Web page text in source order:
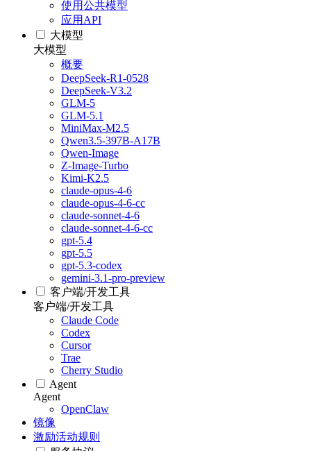
使用公共模型
应用API
大模型
大模型
概要
DeepSeek-R1-0528
DeepSeek-V3.2
GLM-5
GLM-5.1
MiniMax-M2.5
Qwen3.5-397B-A17B
Qwen-Image
Z-Image-Turbo
Kimi-K2.5
claude-opus-4-6
claude-opus-4-6-cc
claude-sonnet-4-6
claude-sonnet-4-6-cc
gpt-5.4
gpt-5.5
gpt-5.3-codex
gemini-3.1-pro-preview
客户端/开发工具
客户端/开发工具
Claude Code
Codex
Cursor
Trae
Cherry Studio
Agent
Agent
OpenClaw
镜像
激励活动规则